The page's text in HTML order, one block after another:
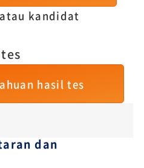
kandidat
hasil tes
dan